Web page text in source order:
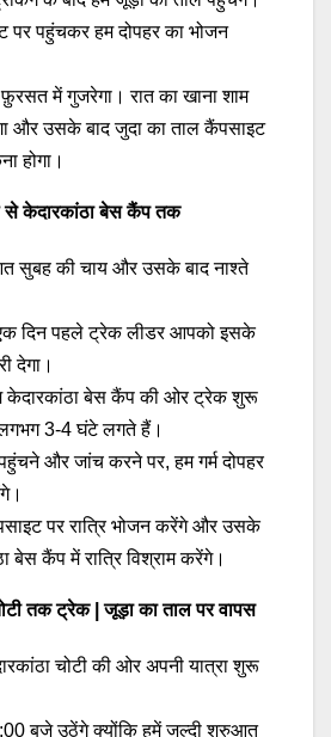
पर पहुंचकर हम दोपहर का भोजन
फ़ुरसत में गुजरेगा। रात का खाना शाम
और उसके बाद जुदा का ताल कैंपसाइट
होगा।
से केदारकांठा बेस कैंप तक
सुबह की चाय और उसके बाद नाश्ते
दिन पहले ट्रेक लीडर आपको इसके
देगा।
केदारकांठा बेस कैंप की ओर ट्रेक शुरू
3-4 घंटे लगते हैं।
और जांच करने पर, हम गर्म दोपहर
पर रात्रि भोजन करेंगे और उसके
बेस कैंप में रात्रि विश्राम करेंगे।
तक ट्रेक | जूड़ा का ताल पर वापस
चोटी की ओर अपनी यात्रा शुरू
बजे उठेंगे क्योंकि हमें जल्दी शुरुआत